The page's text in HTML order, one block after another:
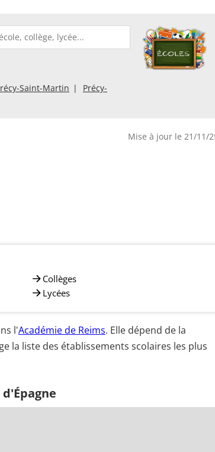
Saint-Martin
Précy-
Mise à jour le 21/11/
Collèges
Lycées
l'Académie de Reims. Elle dépend de la
la liste des établissements scolaires les plus